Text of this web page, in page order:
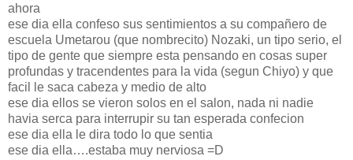
ahora
ese dia ella confeso sus sentimientos a su compañero de
escuela Umetarou (que nombrecito) Nozaki, un tipo serio, el
tipo de gente que siempre esta pensando en cosas super
profundas y tracendentes para la vida (segun Chiyo) y que
facil le saca cabeza y medio de alto
ese dia ellos se vieron solos en el salon, nada ni nadie
havia serca para interrupir su tan esperada confecion
ese dia ella le dira todo lo que sentia
ese dia ella….estaba muy nerviosa =D